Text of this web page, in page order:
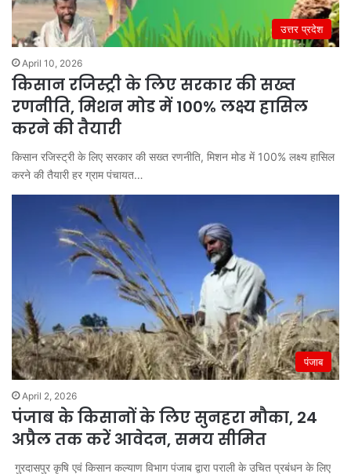
उत्तर प्रदेश
April 10, 2026
किसान रजिस्ट्री के लिए सरकार की सख्त
रणनीति, मिशन मोड में 100% लक्ष्य हासिल
करने की तैयारी
किसान रजिस्ट्री के लिए सरकार की सख्त रणनीति, मिशन मोड में 100% लक्ष्य हासिल
करने की तैयारी हर ग्राम पंचायत…
पंजाब
April 2, 2026
पंजाब के किसानों के लिए सुनहरा मौका, 24
अप्रैल तक करें आवेदन, समय सीमित
गुरदासपुर कृषि एवं किसान कल्याण विभाग पंजाब द्वारा पराली के उचित प्रबंधन के लिए